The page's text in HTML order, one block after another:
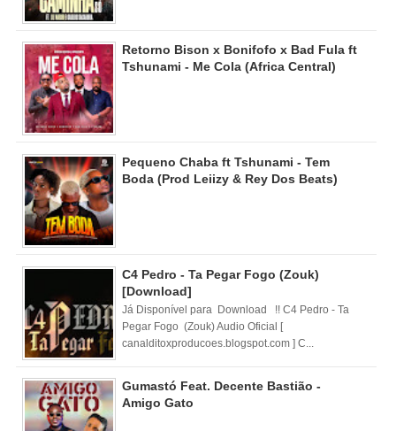
Retorno Bison x Bonifofo x Bad Fula ft
Tshunami - Me Cola (Africa Central)
Pequeno Chaba ft Tshunami - Tem
Boda (Prod Leiizy & Rey Dos Beats)
C4 Pedro - Ta Pegar Fogo (Zouk)
[Download]
Já Disponível para Download !! C4 Pedro - Ta
Pegar Fogo (Zouk) Audio Oficial [
canalditoxproducoes.blogspot.com ] C...
Gumastó Feat. Decente Bastião -
Amigo Gato